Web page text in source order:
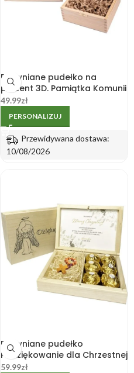
Drewniane pudełko na
prezent 3D. Pamiątka Komunii
Świętej.
49.99zł
PERSONALIZUJ
Przewidywana dostawa:
10/08/2026
Drewniane pudełko
Podziękowanie dla Chrzestnej
Chrzestnego Dziadków I
59.99zł